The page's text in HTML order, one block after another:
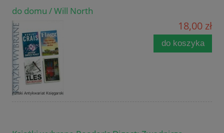
do domu / Will North
18,00 zł
do koszyka